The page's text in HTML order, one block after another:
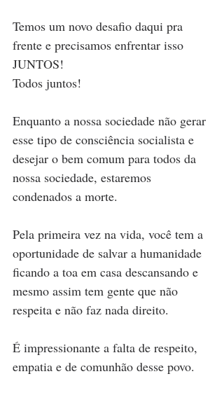
Temos um novo desafio daqui pra
frente e precisamos enfrentar isso
JUNTOS!
Todos juntos!
Enquanto a nossa sociedade não gerar
esse tipo de consciência socialista e
desejar o bem comum para todos da
nossa sociedade, estaremos
condenados a morte.
Pela primeira vez na vida, você tem a
oportunidade de salvar a humanidade
ficando a toa em casa descansando e
mesmo assim tem gente que não
respeita e não faz nada direito.
É impressionante a falta de respeito,
empatia e de comunhão desse povo.